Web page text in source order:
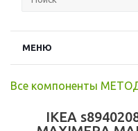
МЕНЮ
Все компоненты
IKEA